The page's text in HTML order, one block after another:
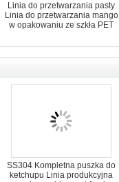
Linia do przetwarzania pasty
Linia do przetwarzania mango
w opakowaniu ze szkła PET
SS304 Kompletna puszka do
ketchupu Linia produkcyjna